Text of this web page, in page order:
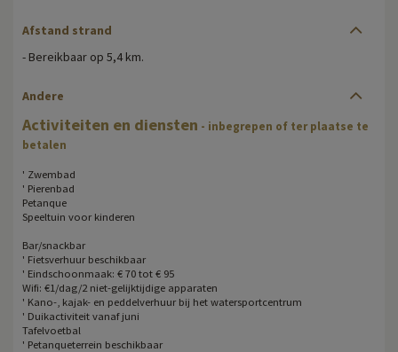
Afstand strand
- Bereikbaar op 5,4 km.
Andere
Activiteiten en diensten - inbegrepen of ter plaatse te
betalen
' Zwembad
' Pierenbad
Petanque
Speeltuin voor kinderen
Bar/snackbar
' Fietsverhuur beschikbaar
' Eindschoonmaak: € 70 tot € 95
Wifi: €1/dag/2 niet-gelijktijdige apparaten
' Kano-, kajak- en peddelverhuur bij het watersportcentrum
' Duikactiviteit vanaf juni
Tafelvoetbal
' Petanqueterrein beschikbaar